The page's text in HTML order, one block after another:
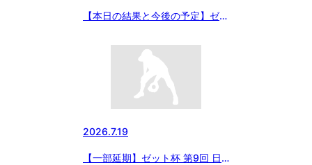
【本日の結果と今後の予定】ゼッ
親善交流大会
2026.7.19
【一部延期】ゼット杯 第9回 日